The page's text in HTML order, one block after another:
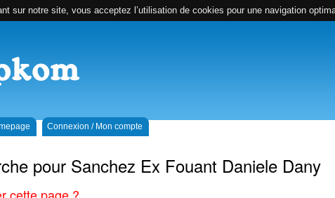
sur notre site, vous acceptez l’utilisation de cookies pour une navigation
Connexion / Mon compte
pour Sanchez Ex Fouant Daniele Dany